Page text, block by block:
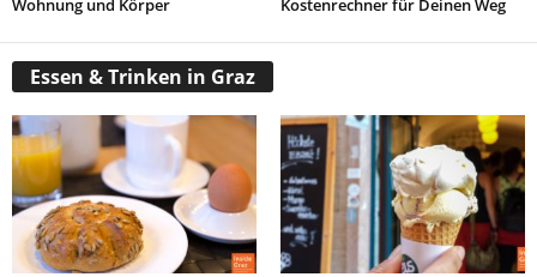
Wohnung und Körper
Kostenrechner für Deinen Weg
Essen & Trinken in Graz